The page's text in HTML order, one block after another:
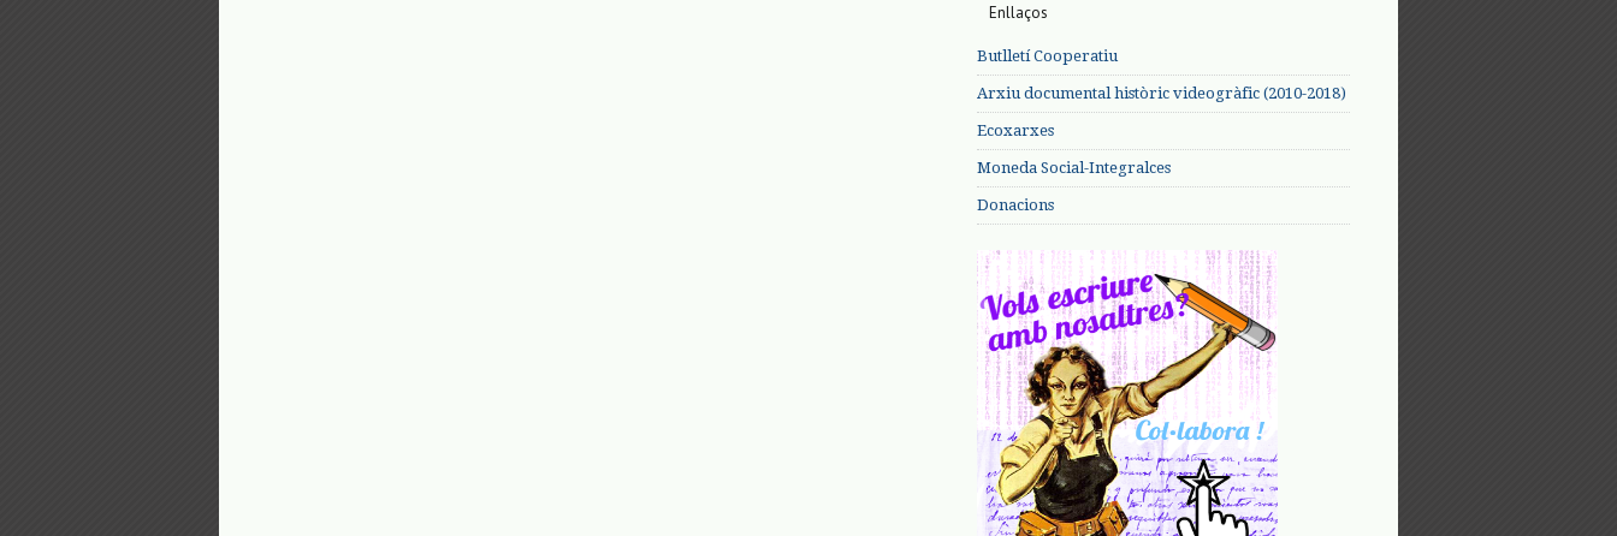
Enllaços
Butlletí Cooperatiu
Arxiu documental històric videogràfic (2010-2018)
Ecoxarxes
Moneda Social-Integralces
Donacions